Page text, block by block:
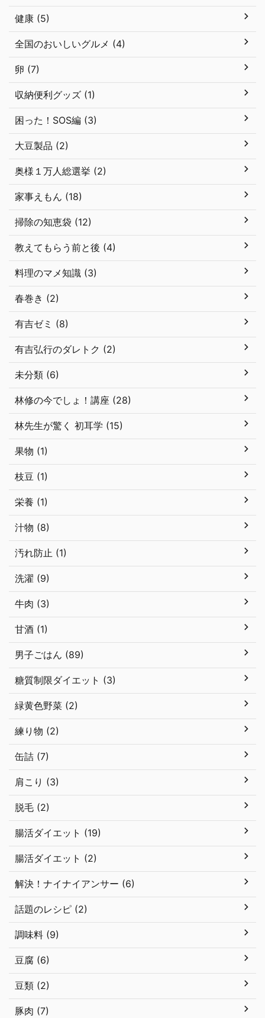
健康 (5)
全国のおいしいグルメ (4)
卵 (7)
収納便利グッズ (1)
困った！SOS編 (3)
大豆製品 (2)
奥様１万人総選挙 (2)
家事えもん (18)
掃除の知恵袋 (12)
教えてもらう前と後 (4)
料理のマメ知識 (3)
春巻き (2)
有吉ゼミ (8)
有吉弘行のダレトク (2)
未分類 (6)
林修の今でしょ！講座 (28)
林先生が驚く 初耳学 (15)
果物 (1)
枝豆 (1)
栄養 (1)
汁物 (8)
汚れ防止 (1)
洗濯 (9)
牛肉 (3)
甘酒 (1)
男子ごはん (89)
糖質制限ダイエット (3)
緑黄色野菜 (2)
練り物 (2)
缶詰 (7)
肩こり (3)
脱毛 (2)
腸活ダイエット (19)
腸活ダイエット (2)
解決！ナイナイアンサー (6)
話題のレシピ (2)
調味料 (9)
豆腐 (6)
豆類 (2)
豚肉 (7)